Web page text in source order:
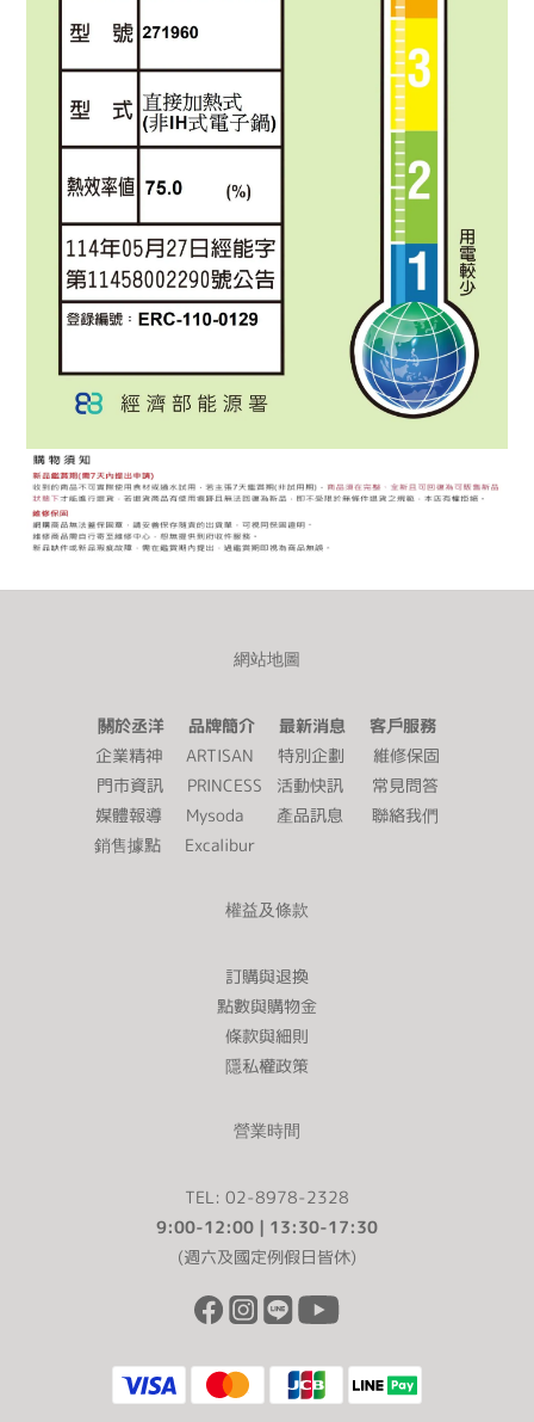
網站地圖
關於丞洋 品牌簡介 最新消息 客戶服務
企業精神
ARTISAN 特別企劃
維修保固
門市資訊
PRINCESS 活動快訊
常見問答
媒體報導
Mysoda 產品訊息
聯絡我們
銷售據點
Excalibur
權益及條款
訂購與退換
點數與購物金
條款與細則
隱私權政策
營業時間
TEL: 02-8978-2328
9:00-12:00 | 13:30-17:30
(週六及國定例假日皆休)